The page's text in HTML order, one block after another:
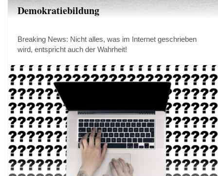
Demokratiebildung
Breaking News: Nicht alles, was im Internet geschrieben
wird, entspricht auch der Wahrheit!